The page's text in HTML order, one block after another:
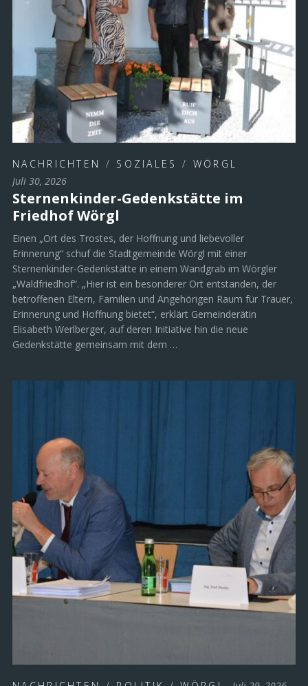
NACHRICHTEN / SOZIALES / WÖRGL
Juli 30, 2026
Sternenkinder-Gedenkstätte im
Friedhof Wörgl
Einen „Ort des Trostes, der Hoffnung und liebevoller
Erinnerung“ schuf die Stadtgemeinde Wörgl mit einer
Sternenkinder-Gedenkstätte in einem Wandgrab im Wörgler
„Waldfriedhof“. „Hier ist ein besonderer Ort entstanden, der
betroffenen Eltern, Familien und Angehörigen Raum für Trauer,
Erinnerung und Hoffnung bietet“, erklärt Gemeinderätin
Elisabeth Werlberger, auf deren Initiative hin die neue
Gedenkstätte gemeinsam mit dem …